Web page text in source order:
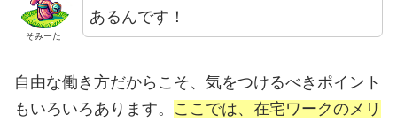
そみーた
あるんです！
自由な働き方だからこそ、気をつけるべきポイント
もいろいろあります。 ここでは、在宅ワークのメリ